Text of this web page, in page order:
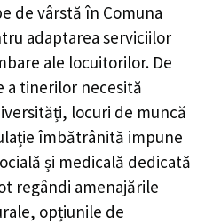
de vârstă în Comuna
adaptarea serviciilor
ale locuitorilor. De
a tinerilor necesită
locuri de muncă
îmbătrânită impune
și medicală dedicată
regândi amenajările
opțiunile de